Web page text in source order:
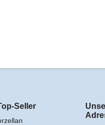
Seller